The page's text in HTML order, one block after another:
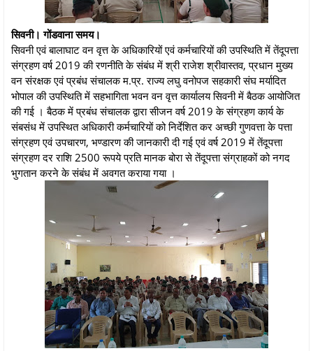
सिवनी। गोंडवाना समय।
सिवनी एवं बालाघाट वन वृत्त के अधिकारियों एवं कर्मचारियों की उपस्थिति में तेंदूपत्ता
संग्रहण वर्ष 2019 की रणनीति के संबंध में श्री राजेश श्रीवास्तव, प्रधान मुख्य
वन संरक्षक एवं प्रबंध संचालक म.प्र. राज्य लघु वनोपज सहकारी संघ मर्यादित
भोपाल की उपस्थिति में सहभागिता भवन वन वृत्त कार्यालय सिवनी में बैठक आयोजित
की गई । बैठक में प्रबंध संचालक द्वारा सीजन वर्ष 2019 के संग्रहण कार्य के
संबसंध में उपस्थित अधिकारी कर्मचारियों को निर्देशित कर अच्छी गुणवत्ता के पत्ता
संग्रहण एवं उपचारण, भण्डारण की जानकारी दी गई एवं वर्ष 2019 में तेंदूपत्ता
संग्रहण दर राशि 2500 रूपये प्रति मानक बोरा से तेंदूपत्ता संग्राहकों को नगद
भुगतान करने के संबंध में अवगत कराया गया ।